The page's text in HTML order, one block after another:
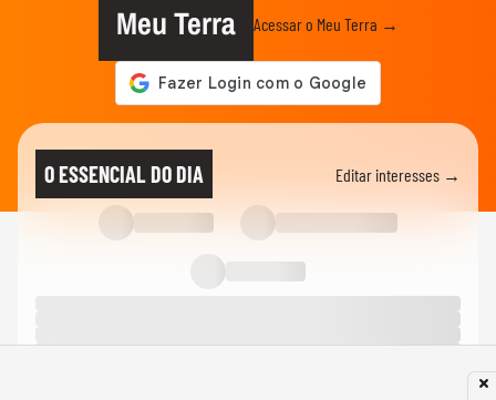
Meu Terra Acessar o Meu Terra →
O ESSENCIAL DO DIA Editar interesses →